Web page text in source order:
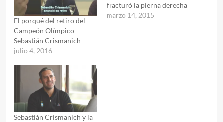
El porqué del retiro del
Campeón Olímpico
Sebastián Crismanich
julio 4, 2016
fracturó la pierna derecha
marzo 14, 2015
Sebastián Crismanich y la